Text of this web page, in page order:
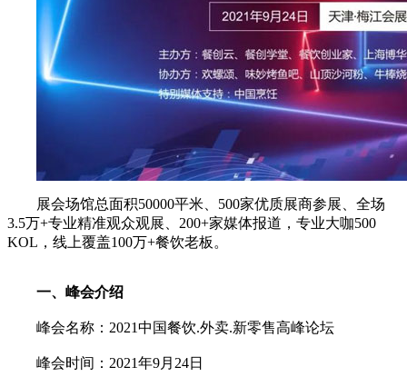
展会场馆总面积50000平米、500家优质展商参展、全场
3.5万+专业精准观众观展、200+家媒体报道，专业大咖500
KOL，线上覆盖100万+餐饮老板。
一、峰会介绍
峰会名称：2021中国餐饮.外卖.新零售高峰论坛
峰会时间：2021年9月24日